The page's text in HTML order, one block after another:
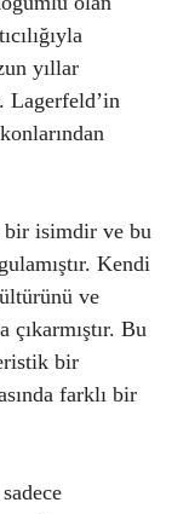
yıllar
Lagerfeld’in
bir isimdir ve bu
Kendi
ve
Bu
bir
farklı bir